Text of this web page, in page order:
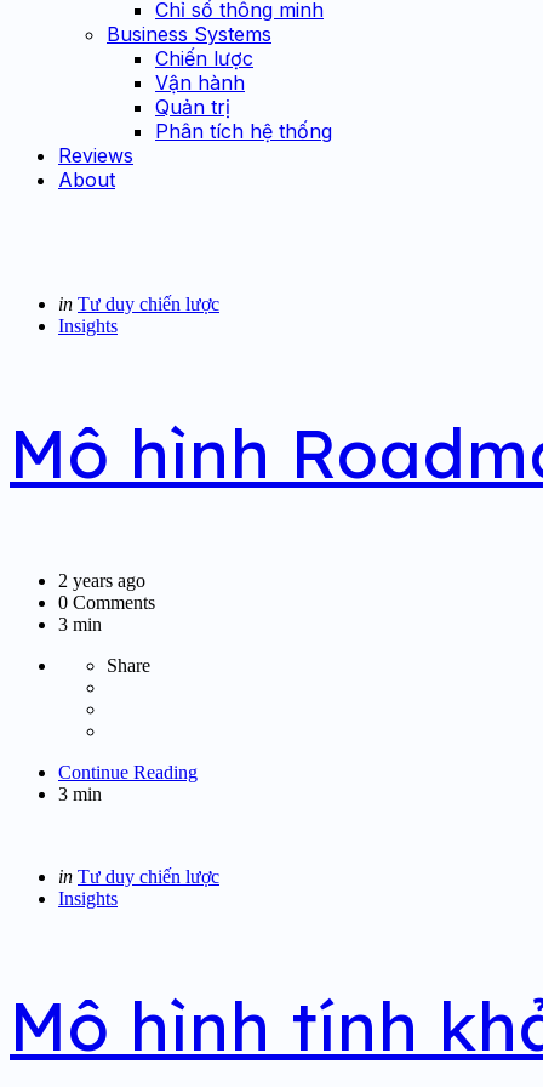
Chỉ số thông minh
Business Systems
Chiến lược
Vận hành
Quản trị
Phân tích hệ thống
Reviews
About
Categories
Posted
in
in Tư duy chiến lược
Insights
Mô hình
2 years ago
0 Comments
3 min
Share
Continue Reading
3 min
Categories
Posted
in
in Tư duy chiến lược
Insights
Mô hình tính